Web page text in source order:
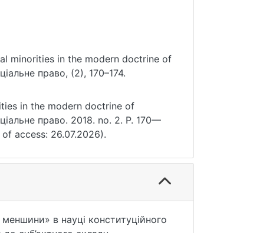
minorities in the modern doctrine of
право, (2), 170–174.
in the modern doctrine of
право. 2018. no. 2. P. 170—
access: 26.07.2026).
в науці конституційного